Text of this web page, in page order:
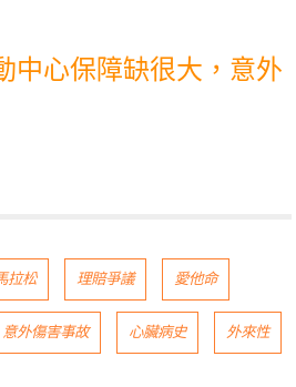
中心保障缺很大，意外
拉松 理賠爭議 愛他命
意外傷害事故 心臟病史 外來性